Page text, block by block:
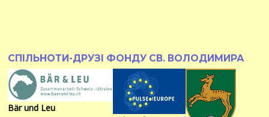
СПІЛЬНОТИ-ДРУЗІ ФОНДУ СВ. ВОЛОДИМИРА
Bär und Leu